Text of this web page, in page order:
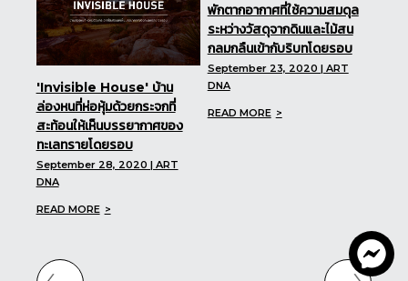
'Invisible House' บ้าน
ล่องหนที่ห่อหุ้มด้วยกระจกที่
สะท้อนให้เห็นบรรยากาศของ
ทะเลทรายโดยรอบ
September 28, 2020 | ART
DNA
READ MORE
พักตากอากาศที่ใช้ความสมดุล
ระหว่างวัสดุจากดินและไม้สน
กลมกลืนเข้ากับริบทโดยรอบ
September 23, 2020 | ART
DNA
READ MORE